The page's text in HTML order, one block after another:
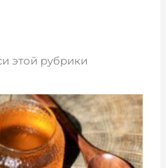
этой рубрики